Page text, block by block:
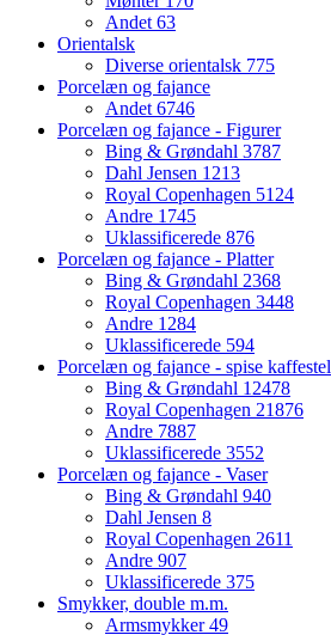
Andet 63
Orientalsk
Diverse orientalsk 775
Porcelæn og fajance
Andet 6746
Porcelæn og fajance - Figurer
Bing & Grøndahl 3787
Dahl Jensen 1213
Royal Copenhagen 5124
Andre 1745
Uklassificerede 876
Porcelæn og fajance - Platter
Bing & Grøndahl 2368
Royal Copenhagen 3448
Andre 1284
Uklassificerede 594
Porcelæn og fajance - spise kaffestel
Bing & Grøndahl 12478
Royal Copenhagen 21876
Andre 7887
Uklassificerede 3552
Porcelæn og fajance - Vaser
Bing & Grøndahl 940
Dahl Jensen 8
Royal Copenhagen 2611
Andre 907
Uklassificerede 375
Smykker, double m.m.
Armsmykker49